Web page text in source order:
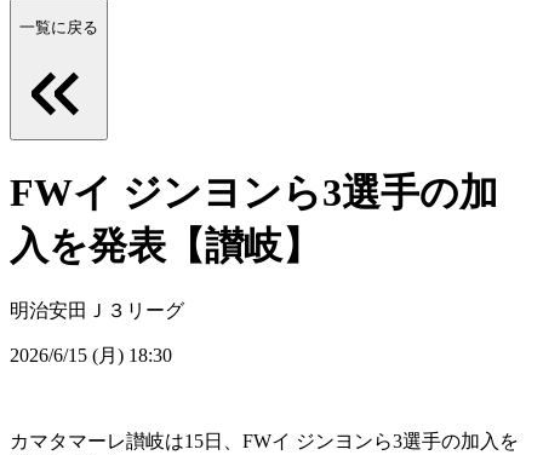
一覧に戻る
FWイ ジンヨンら3選手の加
入を発表【讃岐】
明治安田Ｊ３リーグ
2026/6/15 (月) 18:30
カマタマーレ讃岐は15日、FWイ ジンヨンら3選手の加入を